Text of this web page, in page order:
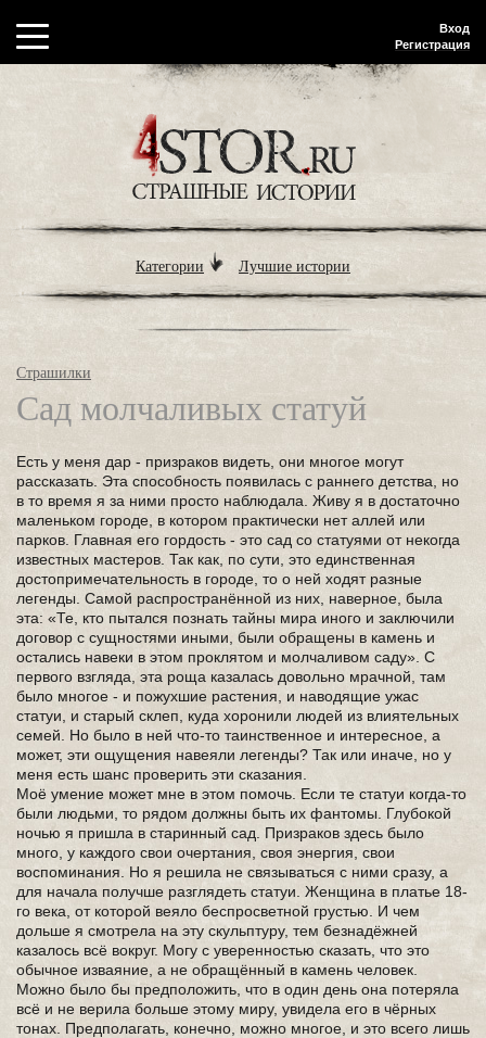
Вход
Регистрация
Категории Лучшие истории
Страшилки
Сад молчаливых статуй
Есть у меня дар - призраков видеть, они многое могут
рассказать. Эта способность появилась с раннего детства, но
в то время я за ними просто наблюдала. Живу я в достаточно
маленьком городе, в котором практически нет аллей или
парков. Главная его гордость - это сад со статуями от некогда
известных мастеров. Так как, по сути, это единственная
достопримечательность в городе, то о ней ходят разные
легенды. Самой распространённой из них, наверное, была
эта: «Те, кто пытался познать тайны мира иного и заключили
договор с сущностями иными, были обращены в камень и
остались навеки в этом проклятом и молчаливом саду». С
первого взгляда, эта роща казалась довольно мрачной, там
было многое - и пожухшие растения, и наводящие ужас
статуи, и старый склеп, куда хоронили людей из влиятельных
семей. Но было в ней что-то таинственное и интересное, а
может, эти ощущения навеяли легенды? Так или иначе, но у
меня есть шанс проверить эти сказания.
Моё умение может мне в этом помочь. Если те статуи когда-то
были людьми, то рядом должны быть их фантомы. Глубокой
ночью я пришла в старинный сад. Призраков здесь было
много, у каждого свои очертания, своя энергия, свои
воспоминания. Но я решила не связываться с ними сразу, а
для начала получше разглядеть статуи. Женщина в платье 18-
го века, от которой веяло беспросветной грустью. И чем
дольше я смотрела на эту скульптуру, тем безнадёжней
казалось всё вокруг. Могу с уверенностью сказать, что это
обычное изваяние, а не обращённый в камень человек.
Можно было бы предположить, что в один день она потеряла
всё и не верила больше этому миру, увидела его в чёрных
тонах. Предполагать, конечно, можно многое, и это всего лишь